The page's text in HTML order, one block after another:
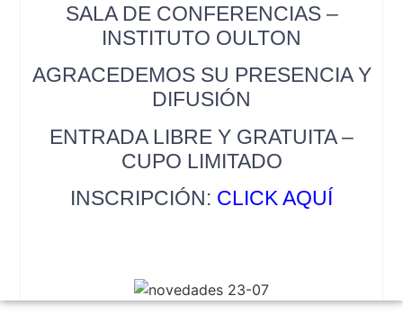
SALA DE CONFERENCIAS –
INSTITUTO OULTON
AGRACEDEMOS SU PRESENCIA Y
DIFUSIÓN
ENTRADA LIBRE Y GRATUITA –
CUPO LIMITADO
INSCRIPCIÓN: CLICK AQUÍ